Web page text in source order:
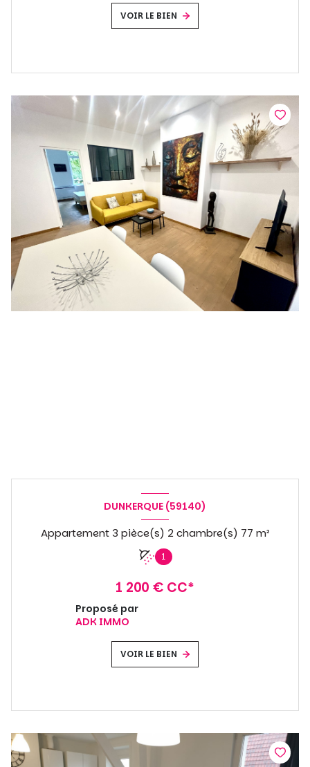
VOIR LE BIEN
DUNKERQUE (59140)
Appartement 3 pièce(s) 2 chambre(s) 77 m²
1
1 200 € CC*
Proposé par
ADK IMMO
VOIR LE BIEN